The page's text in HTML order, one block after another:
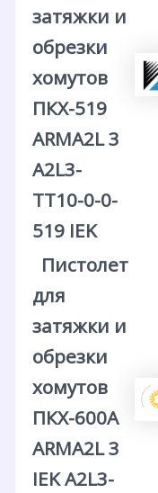
затяжки и
обрезки
хомутов
ПКХ-519
ARMA2L 3
A2L3-
TT10-0-0-
519 IEK
Пистолет
для
затяжки и
обрезки
хомутов
ПКХ-600A
ARMA2L 3
IEK A2L3-